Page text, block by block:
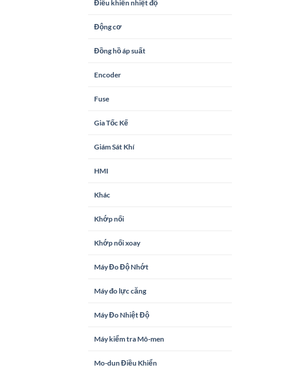
Điều khiển nhiệt độ
Động cơ
Đồng hồ áp suất
Encoder
Fuse
Gia Tốc Kế
Giám Sát Khí
HMI
Khác
Khớp nối
Khớp nối xoay
Máy Đo Độ Nhớt
Máy đo lực căng
Máy Đo Nhiệt Độ
Máy kiểm tra Mô-men
Mo-dun Điều Khiển